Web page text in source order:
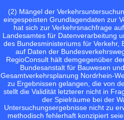
(2) Mängel der
eingespeisten Grundlagendaten zur
hat sich zur Verkehrsnachfrage
Landesamtes für Datenverarbeitung
des Bundesministeriums für Verkehr,
auf Daten der
RegioConsult hält demgegenüber
Bundesanstalt für Bauwesen
Gesamtverkehrsplanung Nordrhein-
zu Ergebnissen gelangen, die von
stellt die Validität letzterer nicht in
der Spielräume bei der
Untersuchungsergebnisse nicht zu
methodisch fehlerhaft konzipiert